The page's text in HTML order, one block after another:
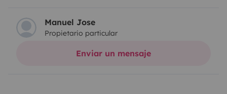
Mesa plegable, silla, mesas exterior, luces de
decoración, bolsilleros en cristales traseros para
almacenaje y baño seco. El vehículo se entrega con
Manuel Jose
Propietario particular
Enviar un mensaje